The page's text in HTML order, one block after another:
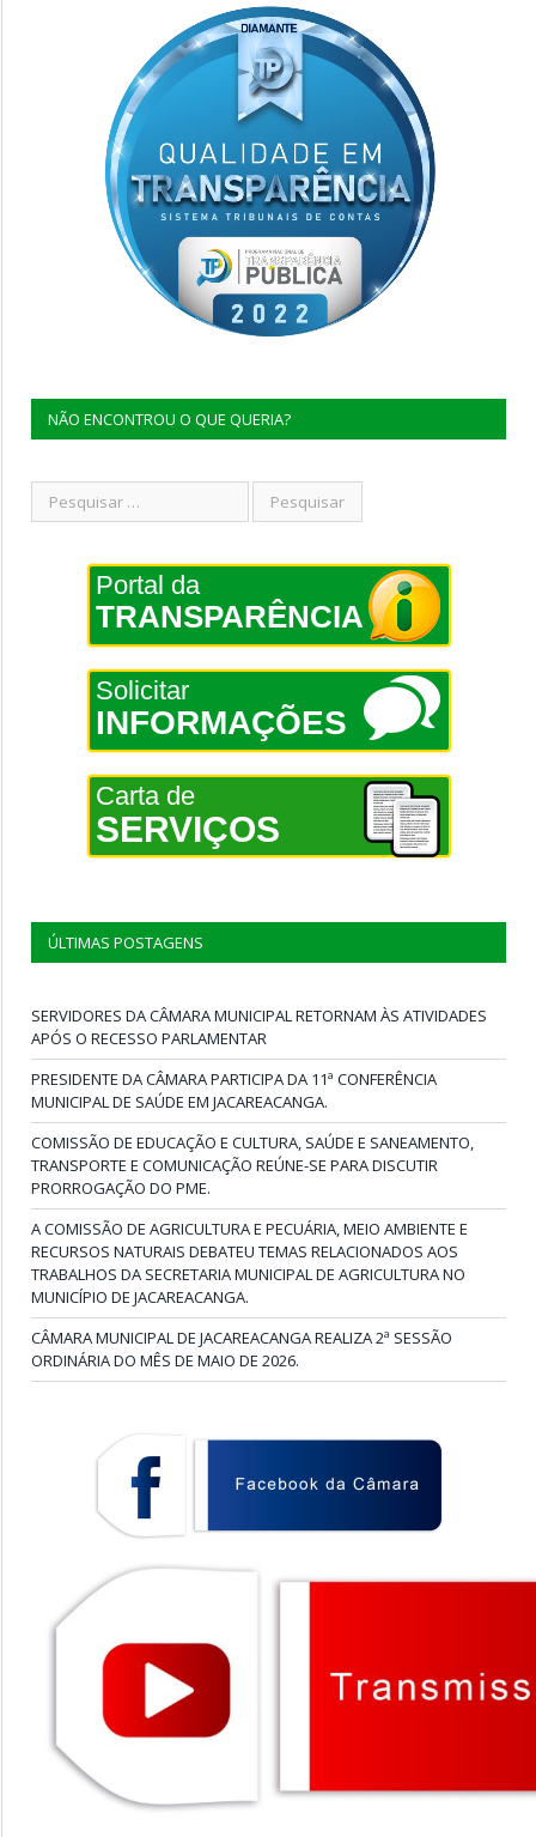
NÃO ENCONTROU O QUE QUERIA?
Portal da
TRANSPARÊNCIA
Solicitar
INFORMAÇÕES
Carta de
SERVIÇOS
ÚLTIMAS POSTAGENS
SERVIDORES DA CÂMARA MUNICIPAL RETORNAM ÀS ATIVIDADES
APÓS O RECESSO PARLAMENTAR
PRESIDENTE DA CÂMARA PARTICIPA DA 11ª CONFERÊNCIA
MUNICIPAL DE SAÚDE EM JACAREACANGA.
COMISSÃO DE EDUCAÇÃO E CULTURA, SAÚDE E SANEAMENTO,
TRANSPORTE E COMUNICAÇÃO REÚNE-SE PARA DISCUTIR
PRORROGAÇÃO DO PME.
A COMISSÃO DE AGRICULTURA E PECUÁRIA, MEIO AMBIENTE E
RECURSOS NATURAIS DEBATEU TEMAS RELACIONADOS AOS
TRABALHOS DA SECRETARIA MUNICIPAL DE AGRICULTURA NO
MUNICÍPIO DE JACAREACANGA.
CÂMARA MUNICIPAL DE JACAREACANGA REALIZA 2ª SESSÃO
ORDINÁRIA DO MÊS DE MAIO DE 2026.